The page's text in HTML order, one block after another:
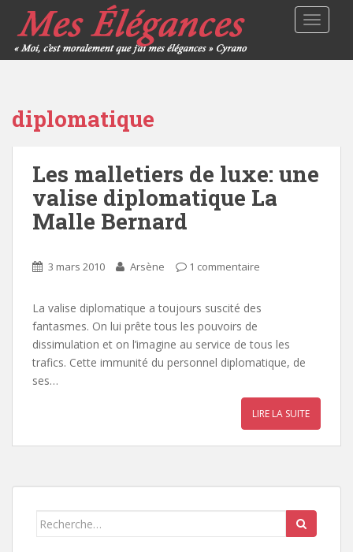
diplomatique
Les malletiers de luxe: une
valise diplomatique La
Malle Bernard
3 mars 2010 Arsène 1 commentaire
La valise diplomatique a toujours suscité des
fantasmes. On lui prête tous les pouvoirs de
dissimulation et on l’imagine au service de tous les
trafics. Cette immunité du personnel diplomatique, de
ses…
LIRE LA SUITE
Search